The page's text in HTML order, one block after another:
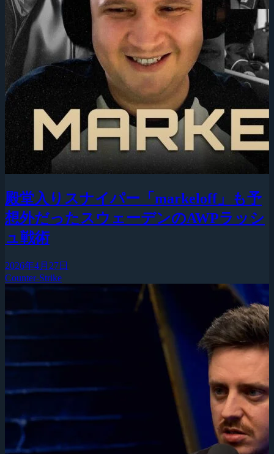
殿堂入りスナイパー「markeloff」も予
想外だったスウェーデンのAWPラッシ
ュ戦術
2026年4月27日
Counter-Strike